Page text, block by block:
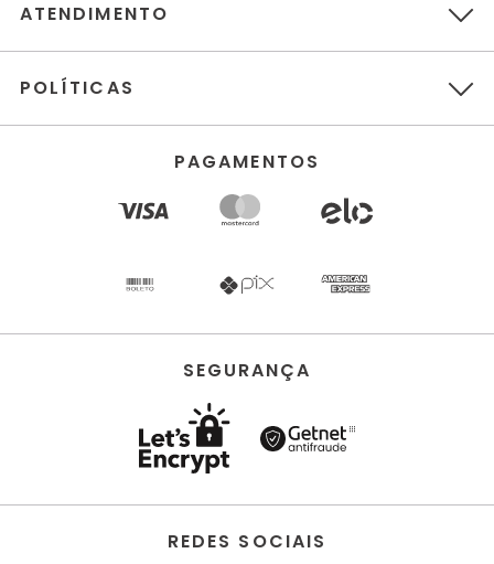
ATENDIMENTO
POLÍTICAS
PAGAMENTOS
SEGURANÇA
REDES SOCIAIS